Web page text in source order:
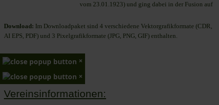
vom 23.01.1923) und ging dabei in der Fusion auf
Download: Im Downloadpaket sind 4 verschiedene Vektorgrafikformate (CDR,
AI EPS, PDF) und 3 Pixelgrafikformate (JPG, PNG, GIF) enthalten.
×
×
Vereinsinformationen: